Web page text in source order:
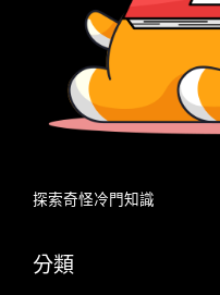
探索奇怪冷門知識
分類